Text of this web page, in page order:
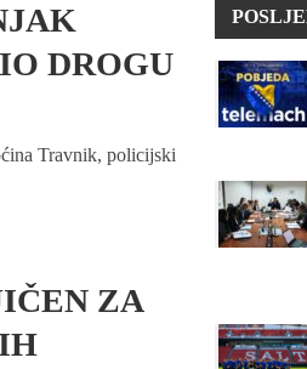
DROGU
Travnik, policijski
ZA